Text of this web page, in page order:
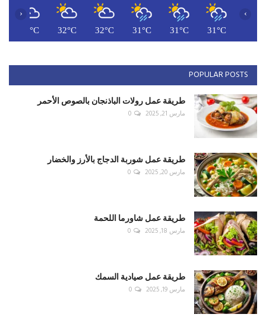
31°C
31°C
31°C
32°C
32°C
31°C
‹ ›
POPULAR POSTS
طريقة عمل رولات الباذنجان بالصوص الأحمر
مارس 21, 2025 0
طريقة عمل شوربة الدجاج بالأرز والخضار
مارس 20, 2025 0
طريقة عمل شاورما اللحمة
مارس 18, 2025 0
طريقة عمل صيادية السمك
مارس 19, 2025 0